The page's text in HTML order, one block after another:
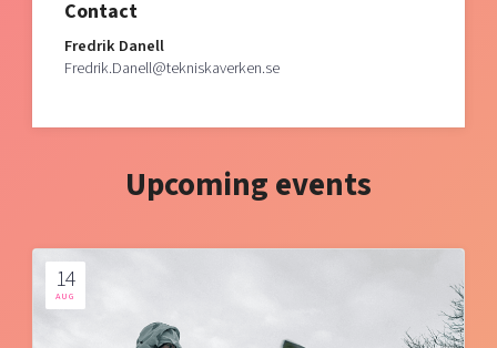
Contact
Fredrik Danell
Fredrik.Danell@tekniskaverken.se
Upcoming events
14
AUG